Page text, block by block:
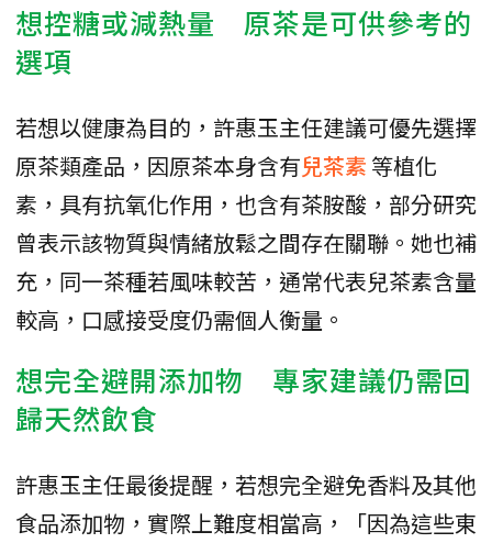
想控糖或減熱量 原茶是可供參考的
選項
若想以健康為目的，許惠玉主任建議可優先選擇
原茶類產品，因原茶本身含有兒茶素 等植化
素，具有抗氧化作用，也含有茶胺酸，部分研究
曾表示該物質與情緒放鬆之間存在關聯。她也補
充，同一茶種若風味較苦，通常代表兒茶素含量
較高，口感接受度仍需個人衡量。
想完全避開添加物 專家建議仍需回
歸天然飲食
許惠玉主任最後提醒，若想完全避免香料及其他
食品添加物，實際上難度相當高，「因為這些東